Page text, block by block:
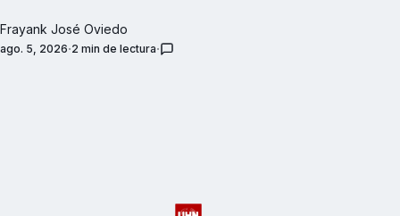
Frayank José Oviedo
ago. 5, 2026 2 min de lectura